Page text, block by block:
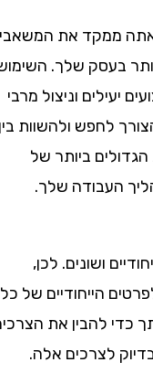
ממקד את המשאבים
בעסק שלך. השימוש
וניצול מרבי
ולהשוות בין
ביותר של
שלך.
ושונים. לכן,
הייחודיים של כל
להבין את הצרכים
לצרכים אלה.